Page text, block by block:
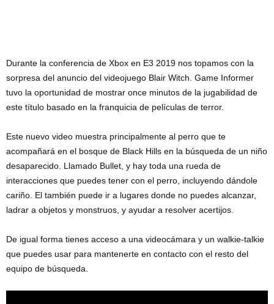
Durante la conferencia de Xbox en E3 2019 nos topamos con la
sorpresa del anuncio del videojuego Blair Witch. Game Informer
tuvo la oportunidad de mostrar once minutos de la jugabilidad de
este título basado en la franquicia de películas de terror.
Este nuevo video muestra principalmente al perro que te
acompañará en el bosque de Black Hills en la búsqueda de un niño
desaparecido. Llamado Bullet, y hay toda una rueda de
interacciones que puedes tener con el perro, incluyendo dándole
cariño. El también puede ir a lugares donde no puedes alcanzar,
ladrar a objetos y monstruos, y ayudar a resolver acertijos.
De igual forma tienes acceso a una videocámara y un walkie-talkie
que puedes usar para mantenerte en contacto con el resto del
equipo de búsqueda.